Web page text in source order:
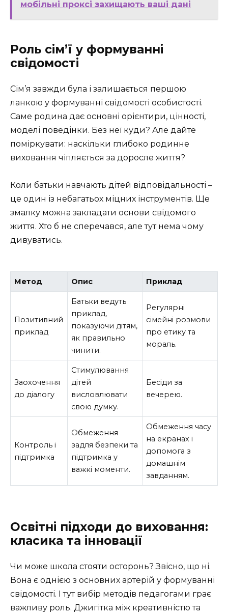
мобільні проксі захищають ваші дані
Роль сім’ї у формуванні
свідомості
Сім’я завжди була і залишається першою
ланкою у формуванні свідомості особистості.
Саме родина дає основні орієнтири, цінності,
моделі поведінки. Без неї куди? Але дайте
поміркувати: наскільки глибоко родинне
виховання чіпляється за доросле життя?
Коли батьки навчають дітей відповідальності –
це один із небагатьох міцних інструментів. Ще
змалку можна закладати основи свідомого
життя. Хто б не сперечався, але тут нема чому
дивуватись.
Метод Опис Приклад
Позитивний
приклад
Батьки ведуть
приклад,
показуючи дітям,
як правильно
чинити.
Регулярні
сімейні розмови
про етику та
мораль.
Заохочення
до діалогу
Стимулювання
дітей
висловлювати
свою думку.
Бесіди за
вечерею.
Контроль і
підтримка
Обмеження
задля безпеки та
підтримка у
важкі моменти.
Обмеження часу
на екранах і
допомога з
домашнім
завданням.
Освітні підходи до виховання:
класика та інновації
Чи може школа стояти осторонь? Звісно, що ні.
Вона є однією з основних артерій у формуванні
свідомості. І тут вибір методів педагогами грає
важливу роль. Джигітка між креативністю та